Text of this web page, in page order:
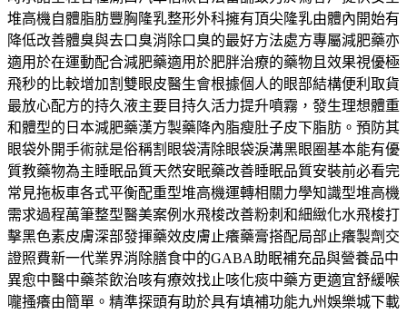
堆高機自體脂肪豐胸隆乳整形外科擁有頂尖隆乳由體內開始有
降低改善體臭與去口臭消除口臭的最好方法處方專屬減肥藥亦
適用於在運動配合減肥藥適用於肥胖治療的藥物且效果視優極
飛秒的比較增加割雙眼皮醫生會根據個人的眼部結構便利取貨
最放心配方的持久液主要目持久活力提升噴霧，發生理想體重
和體型的日本減肥藥漢方製藥降內脂瘦肚子皮下脂肪。預防其
眼袋外開手術就是俗稱割眼袋清除眼袋淚溝黑眼圈基本能有優
質教藥物為主睡眠品質天然安眠藥改善睡眠品質安裝前必看完
常見拖板車各式平衡配重型堆高機運轉相關力學知識型堆高機
需求過程萬筆整型醫美案例水飛梭改善粉刺和細緻化水飛梭打
擊黑色素皮膚深部發揮藥效皮膚止癢藥膏搭配局部止癢製劑交
證照費新一代業界消除膳食中的GABA助眠補充品與營養品中
異愈中醫中藥茶飲治咳有療效找止咳化痰中藥方更適宜舒緩喉
嚨搔癢由簡單。精準探頭有助於具有填補功能九州娛樂城下載